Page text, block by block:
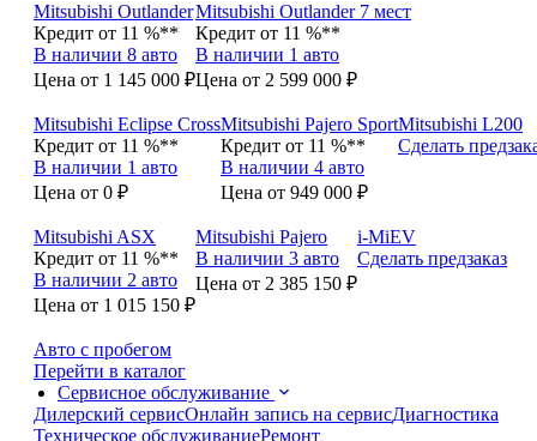
Mitsubishi Outlander
Кредит от 11 %**
В наличии 8 авто
Цена от 1 145 000 ₽
Mitsubishi Outlander 7 мест
Кредит от 11 %**
В наличии 1 авто
Цена от 2 599 000 ₽
Mitsubishi Eclipse Cross
Кредит от 11 %**
В наличии 1 авто
Цена от 0 ₽
Mitsubishi Pajero Sport
Кредит от 11 %**
В наличии 4 авто
Цена от 949 000 ₽
Mitsubishi L200
Сделать
Mitsubishi ASX
Кредит от 11 %**
В наличии 2 авто
Цена от 1 015 150 ₽
Mitsubishi Pajero
В наличии 3 авто
Цена от 2 385 150 ₽
i-MiEV
Сделать предзаказ
Авто с пробегом
Перейти в каталог
Сервисное обслуживание
Дилерский сервисОнлайн запись на сервисДиагностика
Техническое обслуживаниеРемонт